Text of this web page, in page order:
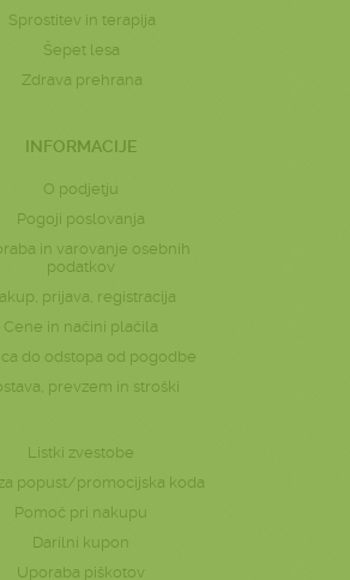
Sprostitev in terapija
Šepet lesa
Zdrava prehrana
INFORMACIJE
O podjetju
Pogoji poslovanja
in varovanje osebnih
podatkov
prijava, registracija
Cene in načini plačila
do odstopa od pogodbe
prevzem in stroški
Listki zvestobe
popust/promocijska koda
Pomoč pri nakupu
Darilni kupon
Uporaba piškotov